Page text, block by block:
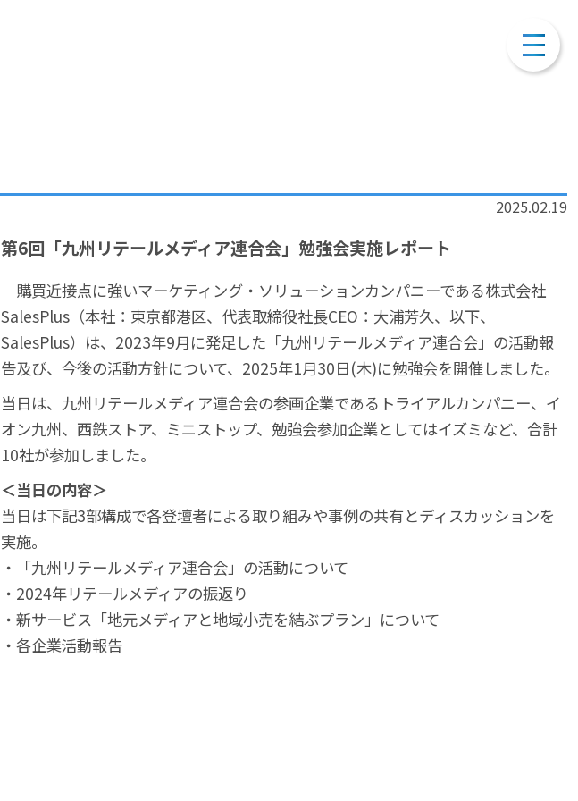
2025.02.19
第6回「九州リテールメディア連合会」勉強会実施レポート
購買近接点に強いマーケティング・ソリューションカンパニーである株式会社
SalesPlus（本社：東京都港区、代表取締役社長CEO：大浦芳久、以下、
SalesPlus）は、2023年9月に発足した「九州リテールメディア連合会」の活動報
告及び、今後の活動方針について、2025年1月30日(木)に勉強会を開催しました。
当日は、九州リテールメディア連合会の参画企業であるトライアルカンパニー、イ
オン九州、西鉄ストア、ミニストップ、勉強会参加企業としてはイズミなど、合計
10社が参加しました。
＜当日の内容＞
当日は下記3部構成で各登壇者による取り組みや事例の共有とディスカッションを
実施。
・「九州リテールメディア連合会」の活動について
・2024年リテールメディアの振返り
・新サービス「地元メディアと地域小売を結ぶプラン」について
・各企業活動報告